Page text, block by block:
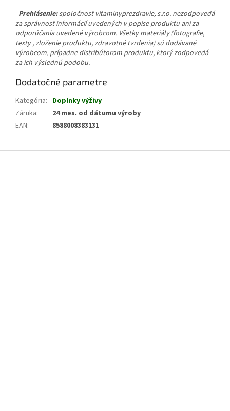
Prehlásenie: spoločnosť vitaminyprezdravie, s.r.o. nezodpovedá
za správnosť informácií uvedených v popise produktu ani za
odporúčania uvedené výrobcom. Všetky materiály (fotografie,
texty , zloženie produktu, zdravotné tvrdenia) sú dodávané
výrobcom, prípadne distribútorom produktu, ktorý zodpovedá
za ich výslednú podobu.
Dodatočné parametre
Kategória: Doplnky výživy
Záruka:
24 mes. od dátumu výroby
EAN: 8588008383131